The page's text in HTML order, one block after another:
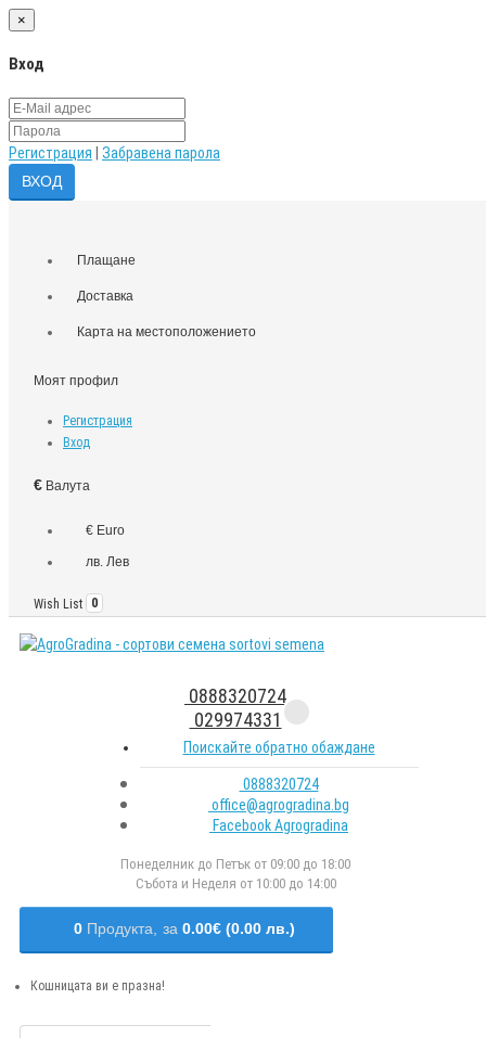
×
Вход
Регистрация Забравена парола
Плащане
Доставка
Карта на местоположението
Моят профил
Регистрация
Вход
€ Валута
€ Euro
лв. Лев
Wish List 0
0888320724
029974331
Поискайте обратно обаждане
0888320724
office@agrogradina.bg
Facebook Agrogradina
Понеделник до Петък от 09:00 до 18:00
Събота и Неделя от 10:00 до 14:00
0 Продукта, за 0.00€ (0.00 лв.)
Кошницата ви е празна!